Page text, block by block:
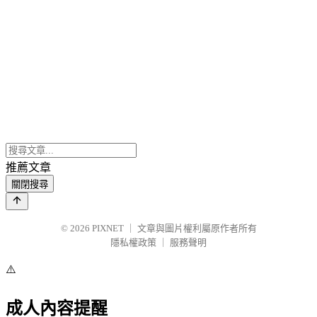
推薦文章
關閉搜尋
© 2026 PIXNET
文章與圖片權利屬原作者所有
隱私權政策
服務聲明
⚠️
成人內容提醒